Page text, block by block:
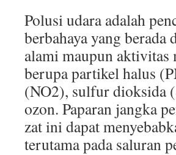
Polusi udara adalah
berbahaya yang
alami maupun aktivitas
berupa partikel halus
(NO2), sulfur dioksida
ozon. Paparan jangka
zat ini dapat
terutama pada saluran